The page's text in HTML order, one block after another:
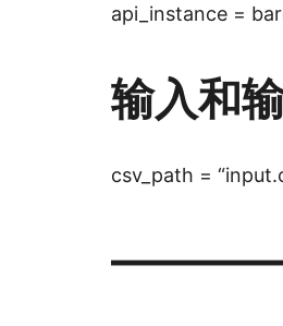
api_instance =
输入和
csv_path =